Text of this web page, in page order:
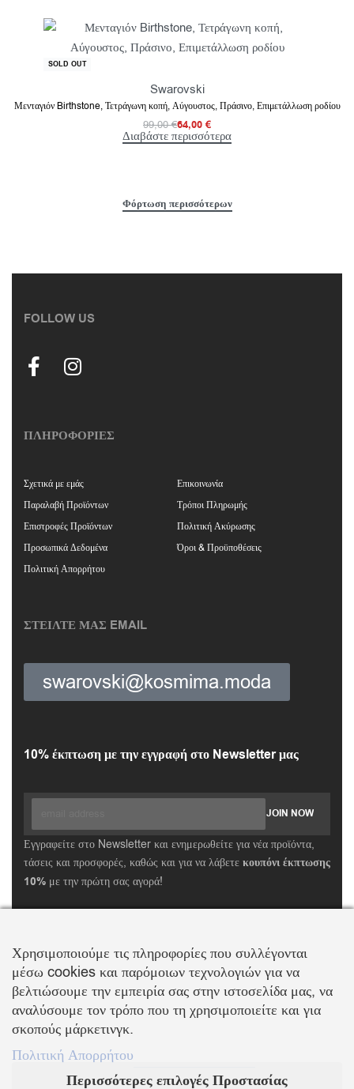
-35% OFF
SOLD OUT
Swarovski
Μενταγιόν Birthstone, Τετράγωνη κοπή, Αύγουστος, Πράσινο, Επιμετάλλωση ροδίου
99,00€64,00 €
Διαβάστε περισσότερα
FOLLOW US
ΠΛΗΡΟΦΟΡΙΕΣ
Σχετικά με εμάς
Επικοινωνία
Παραλαβή Προϊόντων
Τρόποι Πληρωμής
Επιστροφές Προϊόντων
Πολιτική Ακύρωσης
Προσωπικά Δεδομένα
Όροι & Προϋποθέσεις
Πολιτική Απορρήτου
ΣΤΕΙΛΤΕ ΜΑΣ EMAIL
swarovski@kosmima.moda
10% έκπτωση με την εγγραφή στο Newsletter μας
Εγγραφείτε στο Newsletter και ενημερωθείτε για νέα προϊόντα,
τάσεις και προσφορές, καθώς και για να λάβετε κουπόνι έκπτωσης
10% με την πρώτη σας αγορά!
Με την επιφύλαξη κάθε νόμιμου δικαιώματος
Supported by
Χρησιμοποιούμε τις πληροφορίες που συλλέγονται
μέσω cookies και παρόμοιων τεχνολογιών για να
βελτιώσουμε την εμπειρία σας στην ιστοσελίδα μας, να
αναλύσουμε τον τρόπο που τη χρησιμοποιείτε και για
σκοπούς μάρκετινγκ.
Πολιτική Απορρήτου
Περισσότερες επιλογές Προστασίας